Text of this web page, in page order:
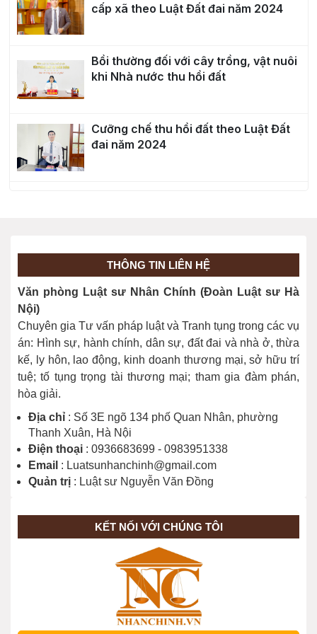
cấp xã theo Luật Đất đai năm 2024
Bồi thường đối với cây trồng, vật nuôi
khi Nhà nước thu hồi đất
Cưỡng chế thu hồi đất theo Luật Đất
đai năm 2024
Trình tự, thủ tục khởi kiện tranh chấp
đất đai
Bị thu hồi đất thì người dân được thỏa
thuận về giá bồi thường khi nào?
hành ra sao?
Cách xác định giá đất để tính tiền bồi
thường khi Nhà nước thu hồi đất
Có được tặng cho đất khi không có hộ
khẩu tại địa phương nơi có đất?
Trình tự, thủ tục cưỡng chế thu hồi
đất người dân cần biết
THÔNG TIN LIÊN HỆ
Văn phòng Luật sư Nhân Chính (Đoàn Luật sư Hà
Nội)
Chuyên gia Tư vấn pháp luật và Tranh tụng trong các vụ
án: Hình sự, hành chính, dân sự, đất đai và nhà ở, thừa
kế, ly hôn, lao động, kinh doanh thương mại, sở hữu trí
tuệ; tố tụng trọng tài thương mại; tham gia đàm phán,
hòa giải.
Địa chỉ : Số 3E ngõ 134 phố Quan Nhân, phường
Thanh Xuân, Hà Nội
Điện thoại : 0936683699 - 0983951338
Email : Luatsunhanchinh@gmail.com
Quản trị : Luật sư Nguyễn Văn Đồng
KẾT NỐI VỚI CHÚNG TÔI